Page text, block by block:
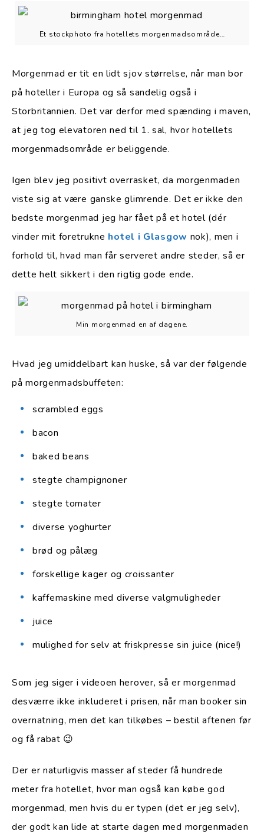
Et stockphoto fra hotellets morgenmadsområde…
Morgenmad er tit en lidt sjov størrelse, når man bor
på hoteller i Europa og så sandelig også i
Storbritannien. Det var derfor med spænding i maven,
at jeg tog elevatoren ned til 1. sal, hvor hotellets
morgenmadsområde er beliggende.
Igen blev jeg positivt overrasket, da morgenmaden
viste sig at være ganske glimrende. Det er ikke den
bedste morgenmad jeg har fået på et hotel (dér
vinder mit foretrukne hotel i Glasgow nok), men i
forhold til, hvad man får serveret andre steder, så er
dette helt sikkert i den rigtig gode ende.
Min morgenmad en af dagene.
Hvad jeg umiddelbart kan huske, så var der følgende
på morgenmadsbuffeten:
scrambled eggs
bacon
baked beans
stegte champignoner
stegte tomater
diverse yoghurter
brød og pålæg
forskellige kager og croissanter
kaffemaskine med diverse valgmuligheder
juice
mulighed for selv at friskpresse sin juice (nice!)
Som jeg siger i videoen herover, så er morgenmad
desværre ikke inkluderet i prisen, når man booker sin
overnatning, men det kan tilkøbes – bestil aftenen før
og få rabat 😉
Der er naturligvis masser af steder få hundrede
meter fra hotellet, hvor man også kan købe god
morgenmad, men hvis du er typen (det er jeg selv),
der godt kan lide at starte dagen med morgenmaden